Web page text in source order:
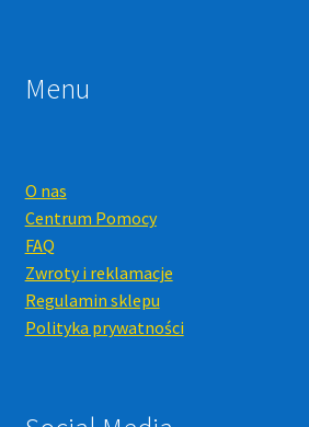
Menu
O nas
Centrum Pomocy
FAQ
Zwroty i reklamacje
Regulamin sklepu
Polityka prywatności